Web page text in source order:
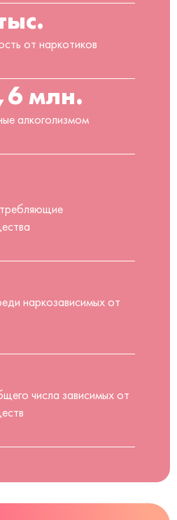
от наркотиков
млн.
алкоголизмом
наркозависимых от
числа зависимых от